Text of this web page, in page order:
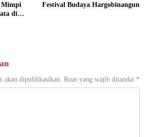
Mimpi
di
Festival Budaya Hargobinangun
akan dipublikasikan. Ruas yang wajib ditandai *